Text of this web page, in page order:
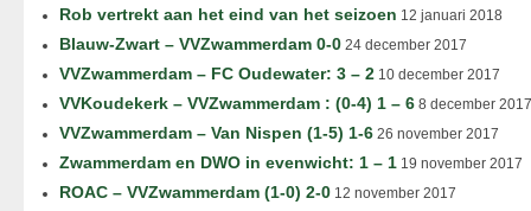
Rob vertrekt aan het eind van het seizoen 12 januari 2018
Blauw-Zwart – VVZwammerdam 0-0 24 december 2017
VVZwammerdam – FC Oudewater: 3 – 2 10 december 2017
VVKoudekerk – VVZwammerdam : (0-4) 1 – 6 8 december 2017
VVZwammerdam – Van Nispen (1-5) 1-6 26 november 2017
Zwammerdam en DWO in evenwicht: 1 – 1 19 november 2017
ROAC – VVZwammerdam (1-0) 2-0 12 november 2017